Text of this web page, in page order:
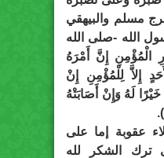
مسلم والبيهقي
الله -صلى الله
الْمُؤْمِنِ إِنَّ أَمْرَهُ
إِلاَّ لِلْمُؤْمِنِ إِنْ
لَهُ وَإِنْ أَصَابَتْهُ
عقوبة إما على
ترك الشكر لله